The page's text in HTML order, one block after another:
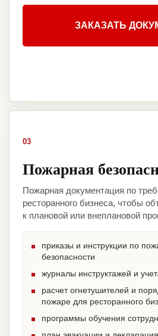
ЗАКАЗАТЬ
03
Пожарная
Пожарная документация по
ресторанного бизнеса, чтобы
к плановой или внеплановой
приказы и инструкции по
безопасности
журналы инструктажей и
расчет огнетушителей и
пожаре для ресторанного
программы обучения